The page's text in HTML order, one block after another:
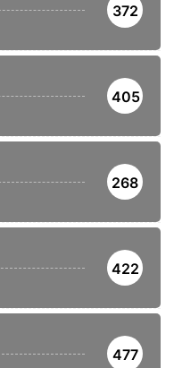
372
405
268
422
477